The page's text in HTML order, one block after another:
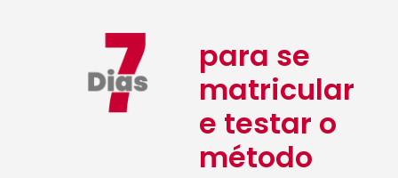
para se
matricular
e testar o
método